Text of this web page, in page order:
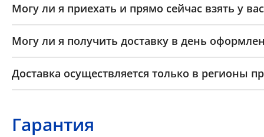
Могу ли я приехать и прямо сейчас взять у
Могу ли я получить доставку в день
Доставка осуществляется только в регионы
Гарантия